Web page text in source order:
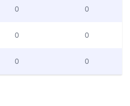
0 0
0 0
0 0